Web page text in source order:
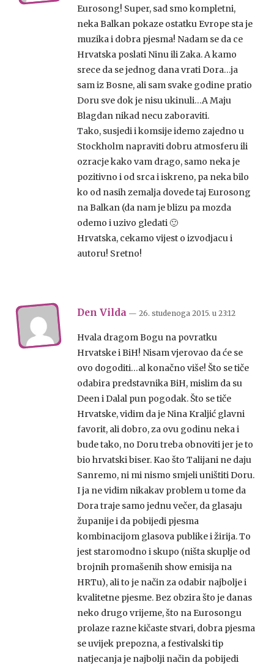
Eurosong! Super, sad smo kompletni,
neka Balkan pokaze ostatku Evrope sta je
muzika i dobra pjesma! Nadam se da ce
Hrvatska poslati Ninu ili Zaka. A kamo
srece da se jednog dana vrati Dora…ja
sam iz Bosne, ali sam svake godine pratio
Doru sve dok je nisu ukinuli…A Maju
Blagdan nikad necu zaboraviti.
Tako, susjedi i komsije idemo zajedno u
Stockholm napraviti dobru atmosferu ili
ozracje kako vam drago, samo neka je
pozitivno i od srca i iskreno, pa neka bilo
ko od nasih zemalja dovede taj Eurosong
na Balkan (da nam je blizu pa mozda
odemo i uzivo gledati 🙂
Hrvatska, cekamo vijest o izvodjacu i
autoru! Sretno!
Den Vilda — 26. studenoga 2015. u 23:12
Hvala dragom Bogu na povratku
Hrvatske i BiH! Nisam vjerovao da će se
ovo dogoditi…al konačno više! Što se tiče
odabira predstavnika BiH, mislim da su
Deen i Dalal pun pogodak. Što se tiče
Hrvatske, vidim da je Nina Kraljić glavni
favorit, ali dobro, za ovu godinu neka i
bude tako, no Doru treba obnoviti jer je to
bio hrvatski biser. Kao što Talijani ne daju
Sanremo, ni mi nismo smjeli uništiti Doru.
I ja ne vidim nikakav problem u tome da
Dora traje samo jednu večer, da glasaju
županije i da pobijedi pjesma
kombinacijom glasova publike i žirija. To
jest staromodno i skupo (ništa skuplje od
brojnih promašenih show emisija na
HRTu), ali to je način za odabir najbolje i
kvalitetne pjesme. Bez obzira što je danas
neko drugo vrijeme, što na Eurosongu
prolaze razne kičaste stvari, dobra pjesma
se uvijek prepozna, a festivalski tip
natjecanja je najbolji način da pobijedi